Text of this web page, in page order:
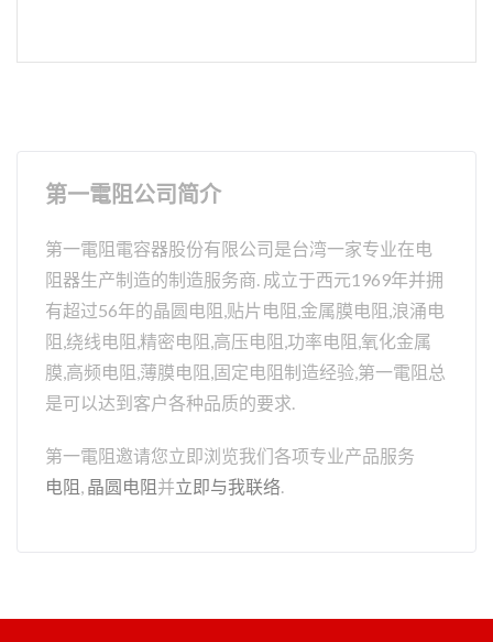
第一電阻公司简介
第一電阻電容器股份有限公司是台湾一家专业在电
阻器生产制造的制造服务商. 成立于西元1969年并拥
有超过56年的晶圆电阻,贴片电阻,金属膜电阻,浪涌电
阻,绕线电阻,精密电阻,高压电阻,功率电阻,氧化金属
膜,高频电阻,薄膜电阻,固定电阻制造经验,第一電阻总
是可以达到客户各种品质的要求.
第一電阻邀请您立即浏览我们各项专业产品服务
电阻 晶圆电阻并立即与我联络